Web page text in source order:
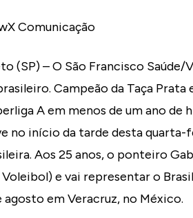
Comunicação
(SP) – O São Francisco
Campeão da Taça Prata
A em menos de um ano
no início da tarde desta
Aos 25 anos, o ponteiro
Voleibol) e vai representar o
agosto em Veracruz, no México.